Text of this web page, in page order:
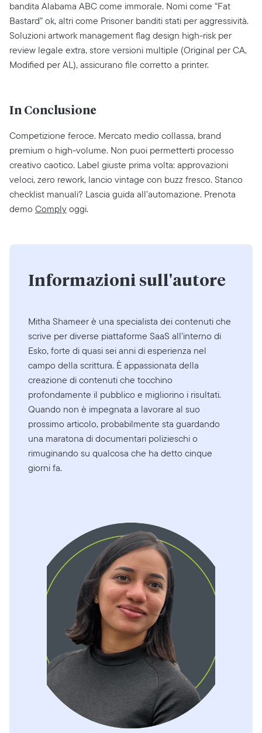
bandita Alabama ABC come immorale. Nomi come “Fat
Bastard” ok, altri come Prisoner banditi stati per aggressività.
Soluzioni artwork management flag design high-risk per
review legale extra, store versioni multiple (Original per CA,
Modified per AL), assicurano file corretto a printer.
In Conclusione
Competizione feroce. Mercato medio collassa, brand
premium o high-volume. Non puoi permetterti processo
creativo caotico. Label giuste prima volta: approvazioni
veloci, zero rework, lancio vintage con buzz fresco. Stanco
checklist manuali? Lascia guida all’automazione. Prenota
demo Complyoggi.
Informazioni sull'autore
Mitha Shameer è una specialista dei contenuti che
scrive per diverse piattaforme SaaS all’interno di
Esko, forte di quasi sei anni di esperienza nel
campo della scrittura. È appassionata della
creazione di contenuti che tocchino
profondamente il pubblico e migliorino i risultati.
Quando non è impegnata a lavorare al suo
prossimo articolo, probabilmente sta guardando
una maratona di documentari polizieschi o
rimuginando su qualcosa che ha detto cinque
giorni fa.